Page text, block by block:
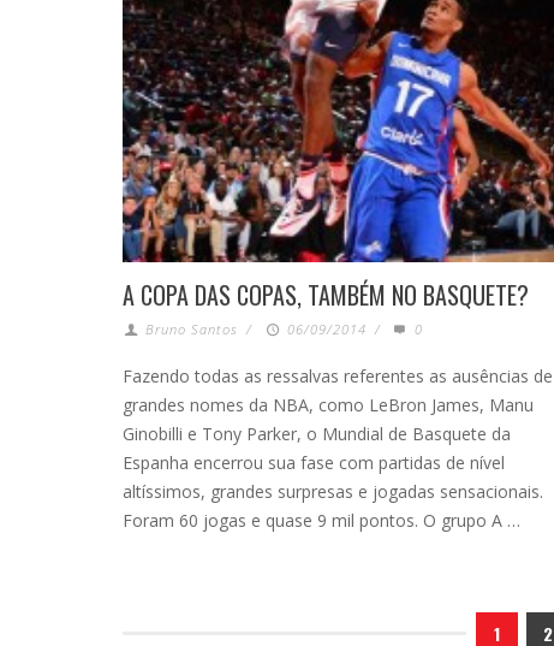
A COPA DAS COPAS, TAMBÉM NO BASQUETE?
Bruno Santos / 06/09/2014 / 0
Fazendo todas as ressalvas referentes as ausências de
grandes nomes da NBA, como LeBron James, Manu
Ginobilli e Tony Parker, o Mundial de Basquete da
Espanha encerrou sua fase com partidas de nível
altíssimos, grandes surpresas e jogadas sensacionais.
Foram 60 jogas e quase 9 mil pontos. O grupo A …
1 2